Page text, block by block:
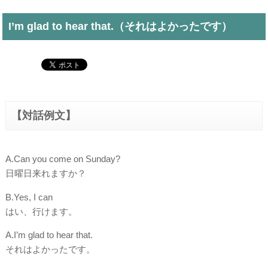
I’m glad to hear that.（それはよかったです）
【対話例文】
A.Can you come on Sunday?
日曜日来れますか？
B.Yes, I can
はい、行けます。
A.I’m glad to hear that.
それはよかったです。